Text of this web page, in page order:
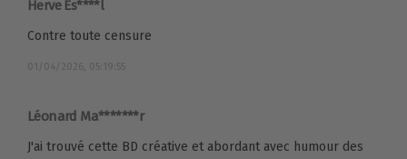
Herve Es****l
Contre toute censure
01/04/2026, 05:19:55
Léonard Ma*******r
J'ai trouvé cette BD créative et abordant avec humour des